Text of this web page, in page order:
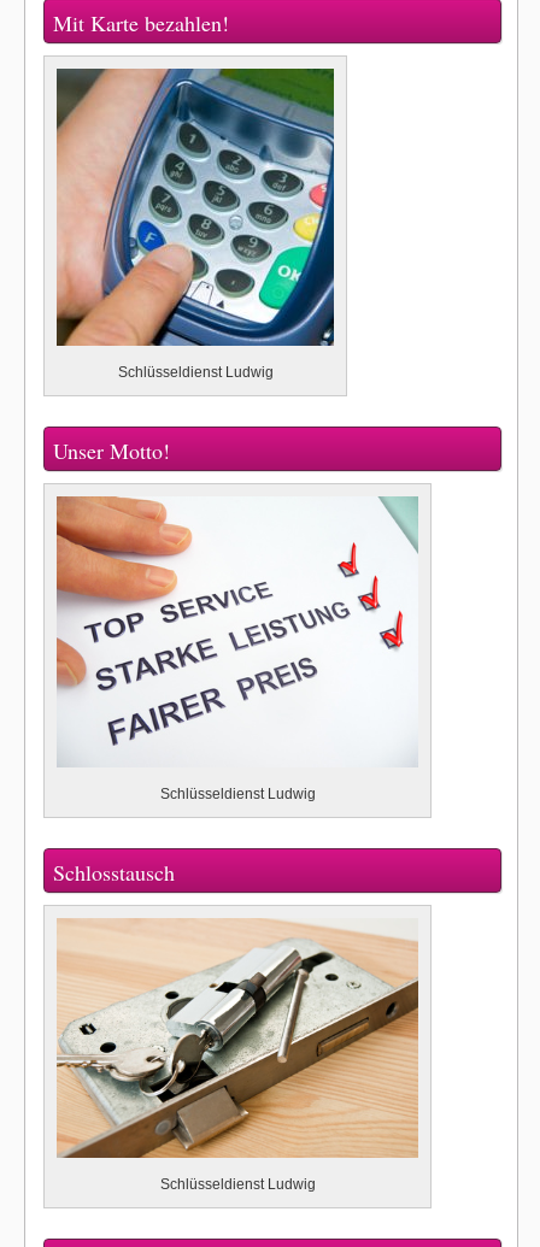
Mit Karte bezahlen!
Schlüsseldienst Ludwig
Unser Motto!
Schlüsseldienst Ludwig
Schlosstausch
Schlüsseldienst Ludwig